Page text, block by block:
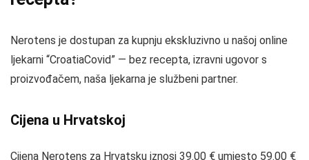
Nerotens je dostupan za kupnju ekskluzivno u našoj online
ljekarni “CroatiaCovid” — bez recepta, izravni ugovor s
proizvođačem, naša ljekarna je službeni partner.
Cijena u Hrvatskoj
Cijena Nerotens za Hrvatsku iznosi 39.00 € umjesto 59.00 €